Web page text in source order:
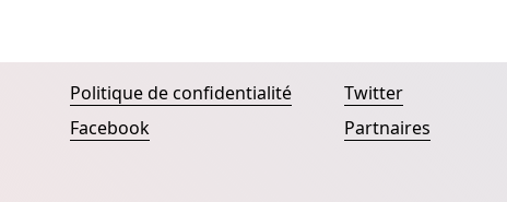
Politique de confidentialité
Facebook
Twitter
Partnaires